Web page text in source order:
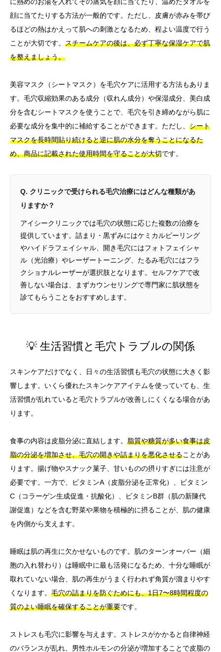
顔に当てたりする方法が一般的です。ただし、皮膚が赤みを帯び
るほどの熱はかえって肌への刺激となるため、程よい温度で行う
ことが大切です。 スチームケアの後は、必ず丁寧な保湿ケアで肌
を整えましょう。
美容マスク（シートマスク）を毛穴ケアに活用する方法もありま
す。毛穴収縮効果のある成分（収れん成分）や保湿成分、美白成
分を含むシートマスクを使うことで、毛穴を引き締めながら肌に
必要な成分を集中的に補給することができます。ただし、 シート
マスクを長時間貼り続けると逆に肌の水分を奪うことになるた
め、商品に記載された使用時間を守ることが大切です。
Q. クリニックで受けられる毛穴治療にはどんな種類があ
りますか？
アイシークリニックでは毛穴の状態に応じた複数の治療を
提供しています。詰まり・黒ずみにはケミカルピーリング
やハイドラフェイシャル、開き毛穴にはフォトフェイシャ
ル（光治療）やレーザートーニング、たるみ毛穴にはフラ
クショナルレーザーが選択肢となります。セルフケアで改
善しない場合は、まずカウンセリングで専門家に肌状態を
診てもらうことをおすすめします。
💡 生活習慣と毛穴トラブルの関係
スキンケアだけでなく、日々の生活習慣も毛穴の状態に大きく影
響します。いくら優れたスキンケアアイテムを使っていても、生
活習慣が乱れていると毛穴トラブルが改善しにくくなる場合があ
ります。
食事の内容は皮脂分泌に直結します。 脂質や糖質が多い食事は皮
脂の分泌を増加させ、毛穴の開きや詰まりを悪化させることがあ
ります。揚げ物やスナック菓子、甘いものの摂りすぎには注意が
必要です。一方で、ビタミンA（皮脂分泌を正常化）、ビタミン
C（コラーゲン生成促進・抗酸化）、ビタミンB群（肌の新陳代
謝促進）などを含む野菜や果物を積極的に摂ることが、肌の健康
を内側から支えます。
睡眠は肌の再生に欠かせないものです。肌のターンオーバー（細
胞の入れ替わり）は睡眠中に最も活発になるため、十分な睡眠が
取れていない場合、肌の再生がうまく行われず角質が溜まりやす
くなります。 毛穴の詰まりを防ぐためにも、1日7〜8時間程度の
質のよい睡眠を確保することが重要です。
ストレスも毛穴に影響を与えます。ストレスがかかると自律神経
のバランスが乱れ、男性ホルモンの分泌が増加することで皮脂の